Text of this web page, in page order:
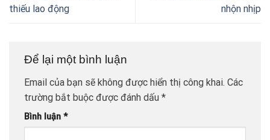
thiếu lao động
nhộn nhịp
Để lại một bình luận
Email của bạn sẽ không được hiển thị công khai. Các
trường bắt buộc được đánh dấu *
Bình luận *